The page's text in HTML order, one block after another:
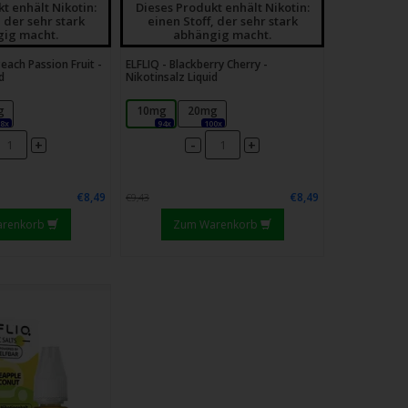
frische Aromen bevorzugen.
CLP-Verordnung
2008
mit langfristiger
enhält Nikotin:
der sehr stark
macht.
Passion Fruit -
+
€8,49
Dieses Produkt enhält Nikotin:
einen Stoff, der sehr stark
abhängig macht.
ELFLIQ - Blackberry Cherry -
Nikotinsalz Liquid
10mg
94x
20mg
100x
- +
€9,43
€8,49
Zum Warenkorb